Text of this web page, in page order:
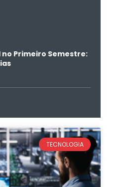
Primeiro Semestre:
TECNOLOGIA